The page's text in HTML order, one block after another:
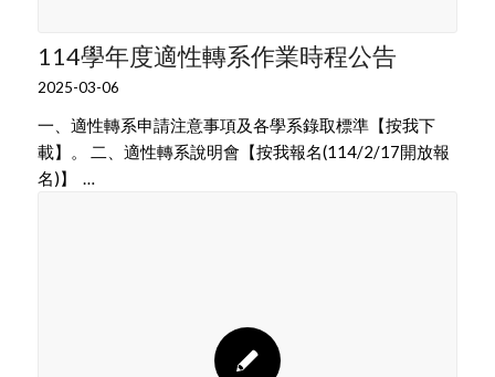
114學年度適性轉系作業時程公告
2025-03-06
一、適性轉系申請注意事項及各學系錄取標準【按我下
載】。 二、適性轉系說明會【按我報名(114/2/17開放報
名)】 …